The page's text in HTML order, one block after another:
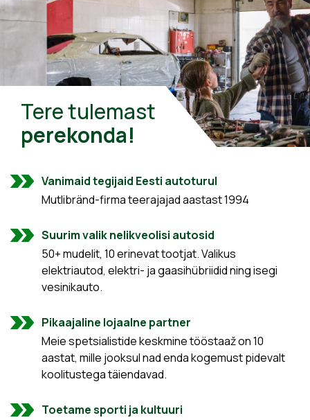
Tere tulemast
perekonda!
Vanimaid tegijaid Eesti autoturul
Mutlibränd-firma teerajajad aastast 1994
Suurim valik nelikveolisi autosid
50+ mudelit, 10 erinevat tootjat. Valikus
elektriautod, elektri- ja gaasihübriidid ning isegi
vesinikauto.
Pikaajaline lojaalne partner
Meie spetsialistide keskmine tööstaaž on 10
aastat, mille jooksul nad enda kogemust pidevalt
koolitustega täiendavad.
Toetame sporti ja kultuuri